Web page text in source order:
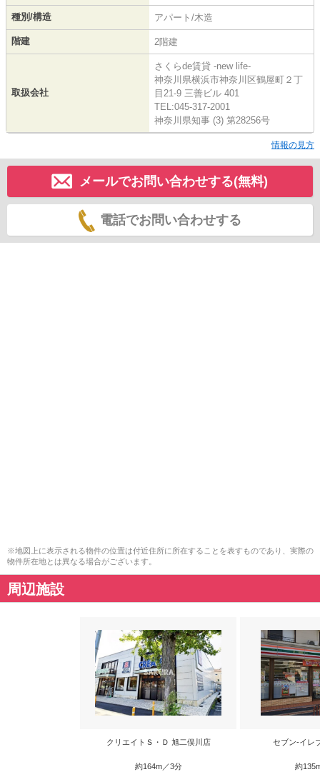
種別/構造 アパート/木造
階建 2階建
取扱会社
さくらde賃貸 -new life-
神奈川県横浜市神奈川区鶴屋町２丁
目21-9 三善ビル 401
TEL:045-317-2001
神奈川県知事 (3) 第28256号
情報の見方
メールでお問い合わせする(無料)
電話でお問い合わせする
※地図上に表示される物件の位置は付近住所に所在することを表すものであり、実際の
物件所在地とは異なる場合がございます。
周辺施設
クリエイトＳ・Ｄ 旭二俣川店
約164m／3分
セブン-イレ
約